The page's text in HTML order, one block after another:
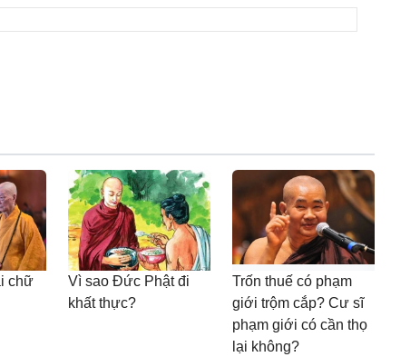
chữ
Vì sao Đức Phật đi
khất thực?
Trốn thuế có phạm
giới trộm cắp? Cư sĩ
phạm giới có cần thọ
lại không?